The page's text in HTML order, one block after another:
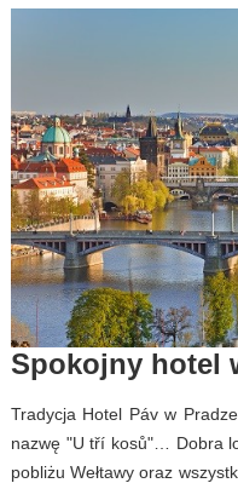
Spokojny hotel
Tradycja Hotel Páv w
nazwę "U tří kosů"… Dobra
pobliżu Wełtawy oraz